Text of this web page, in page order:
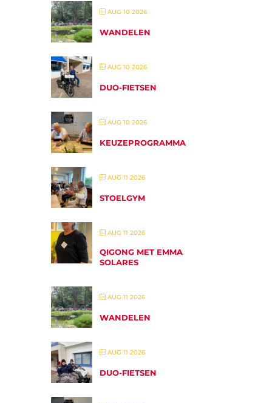
AUG 10 2026
WANDELEN
AUG 10 2026
DUO-FIETSEN
AUG 10 2026
KEUZEPROGRAMMA
AUG 11 2026
STOELGYM
AUG 11 2026
QIGONG MET EMMA
SOLARES
AUG 11 2026
WANDELEN
AUG 11 2026
DUO-FIETSEN